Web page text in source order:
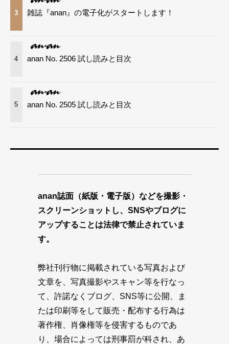
3 雑誌『anan』の電子化がスタートします！
4 anan No. 2506 試し読みと目次
5 anan No. 2505 試し読みと目次
anan誌面（紙版・電子版）などを撮影・
スクリーンショットし、SNSやブログに
アップすることは法律で禁止されていま
す。
弊社刊行物に掲載されている写真および
文章を、写真撮影やスキャン等を行なっ
て、許諾なくブログ、SNS等に公開、ま
たは印刷等をして販売・配布する行為は
著作権、肖像権等を侵害するものであ
り、場合によっては刑事罰が科され、あ